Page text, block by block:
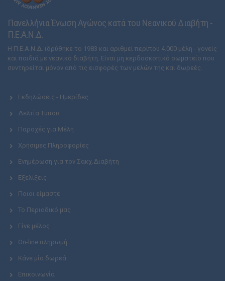
Πανελλήνια Ένωση Αγώνος κατά του Νεανικού Διαβήτη -
Π.Ε.Α.Ν.Δ.
Η Π.Ε.Α.Ν.Δ. ιδρύθηκε το 1983 και αριθμεί περίπου 4.000 μέλη - γονείς
και παιδιά με νεανικό διαβήτη. Είναι μη κερδοσκοπικό σωματείο που
συντηρείται μόνον από τις εισφορές των μελών της και δωρεές.
Εκδηλώσεις - Ημερίδες
Δελτία Τύπου
Παροχές για Μέλη
Χρήσιμες Πληροφορίες
Ενημέρωση για τον Σακχ.Διαβήτη
Εξελίξεις
Ποιοι είμαστε
Το Περιοδικό μας
Γίνε μέλος
On-line πληρωμή
Κάνε μία δωρεά
Επικοινωνία